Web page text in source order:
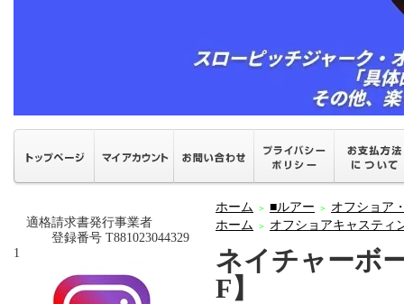
適格請求書発行事業者
登録番号 T881023044329
1
ホーム ＞ ■ルアー ＞
オフショア
ホーム
＞ オフショアキャスティ
ネイチャーボ
F】